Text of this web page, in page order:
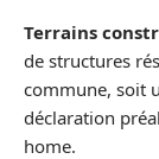
Terrains
de structures
commune, soit
déclaration
home.